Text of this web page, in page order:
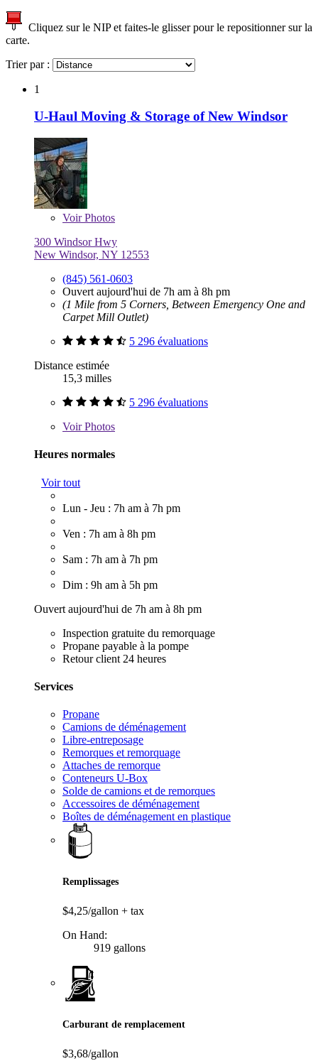
Cliquez sur le NIP et faites-le glisser pour le repositionner sur la
carte.
Trier par :
1
U-Haul Moving & Storage of New Windsor
VoirPhotos
300 Windsor Hwy
New Windsor, NY 12553
(845) 561-0603
Ouvert aujourd'hui de 7h am à 8h pm
(1 Mile from 5 Corners, Between Emergency One and
Carpet Mill Outlet)
5 296 évaluations
Distance estimée
15,3 milles
5 296 évaluations
VoirPhotos
Heures normales
Voir tout
Lun - Jeu : 7h am à 7h pm
Ven : 7h am à 8h pm
Sam : 7h am à 7h pm
Dim : 9h am à 5h pm
Ouvert aujourd'hui de 7h am à 8h pm
Inspection gratuite du remorquage
Propane payable à la pompe
Retour client 24 heures
Services
Propane
Camions de déménagement
Libre-entreposage
Remorques et remorquage
Attaches de remorque
Conteneurs U-Box
Solde de camions et de remorques
Accessoires de déménagement
Boîtes de déménagement en plastique
Remplissages
$4,25/gallon + tax
On Hand:
919 gallons
Carburant de remplacement
$3,68/gallon